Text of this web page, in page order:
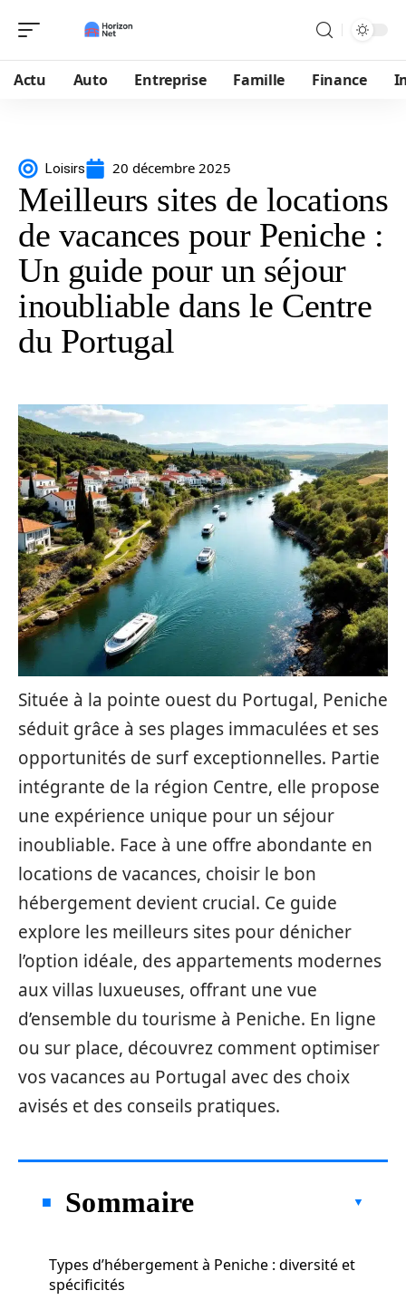
Actu Auto Entreprise Famille Finance
Loisirs 20 décembre 2025
Meilleurs sites de locations
de vacances pour Peniche :
Un guide pour un séjour
inoubliable dans le Centre
du Portugal
Située à la pointe ouest du Portugal, Peniche
séduit grâce à ses plages immaculées et ses
opportunités de surf exceptionnelles. Partie
intégrante de la région Centre, elle propose
une expérience unique pour un séjour
inoubliable. Face à une offre abondante en
locations de vacances, choisir le bon
hébergement devient crucial. Ce guide
explore les meilleurs sites pour dénicher
l’option idéale, des appartements modernes
aux villas luxueuses, offrant une vue
d’ensemble du tourisme à Peniche. En ligne
ou sur place, découvrez comment optimiser
vos vacances au Portugal avec des choix
avisés et des conseils pratiques.
Sommaire
Types d’hébergement à Peniche : diversité et
spécificités